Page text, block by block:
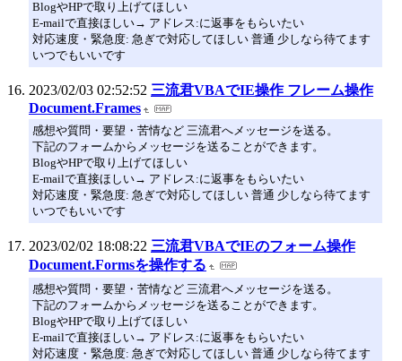
BlogやHPで取り上げてほしい
E-mailで直接ほしい→ アドレス:に返事をもらいたい
対応速度・緊急度: 急ぎで対応してほしい 普通 少しなら待てます
いつでもいいです
2023/02/03 02:52:52 三流君VBAでIE操作 フレーム操作
Document.Frames
感想や質問・要望・苦情など 三流君へメッセージを送る。
下記のフォームからメッセージを送ることができます。
BlogやHPで取り上げてほしい
E-mailで直接ほしい→ アドレス:に返事をもらいたい
対応速度・緊急度: 急ぎで対応してほしい 普通 少しなら待てます
いつでもいいです
2023/02/02 18:08:22 三流君VBAでIEのフォーム操作
Document.Formsを操作する
感想や質問・要望・苦情など 三流君へメッセージを送る。
下記のフォームからメッセージを送ることができます。
BlogやHPで取り上げてほしい
E-mailで直接ほしい→ アドレス:に返事をもらいたい
対応速度・緊急度: 急ぎで対応してほしい 普通 少しなら待てます